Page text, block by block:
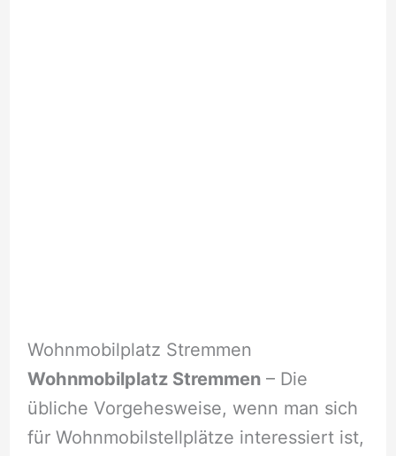
Wohnmobilplatz Stremmen
Wohnmobilplatz Stremmen– Die
übliche Vorgehesweise, wenn man sich
für Wohnmobilstellplätze interessiert ist,